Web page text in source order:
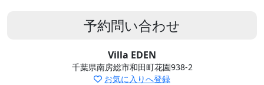
予約問い合わせ
Villa EDEN
千葉県南房総市和田町花園938-2
お気に入りへ登録